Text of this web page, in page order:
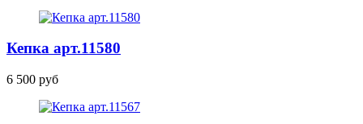
Кепка арт.11580
6 500 руб